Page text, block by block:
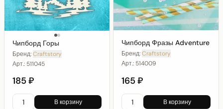
Чипборд Горы
Бренд:Craftstory
Арт.: 511045
185 ₽
В корзину
Чипборд Фразы Adventure
Бренд:Craftstory
Арт.: 514009
165 ₽
В корзину